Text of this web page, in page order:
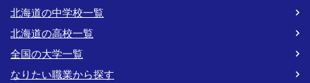
北海道の中学校一覧
北海道の高校一覧
全国の大学一覧
なりたい職業から探す